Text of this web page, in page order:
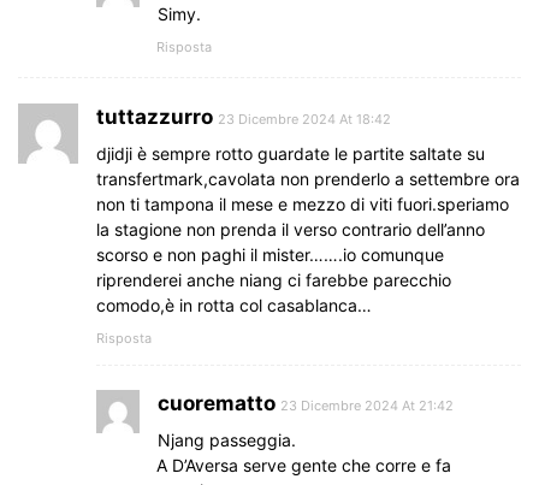
Simy.
Risposta
tuttazzurro 23 Dicembre 2024 At 18:42
djidji è sempre rotto guardate le partite saltate su
transfertmark,cavolata non prenderlo a settembre ora
non ti tampona il mese e mezzo di viti fuori.speriamo
la stagione non prenda il verso contrario dell’anno
scorso e non paghi il mister…….io comunque
riprenderei anche niang ci farebbe parecchio
comodo,è in rotta col casablanca…
Risposta
cuorematto 23 Dicembre 2024 At 21:42
Njang passeggia.
A D’Aversa serve gente che corre e fa